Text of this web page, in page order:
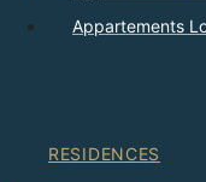
Appartements
RESIDENCES